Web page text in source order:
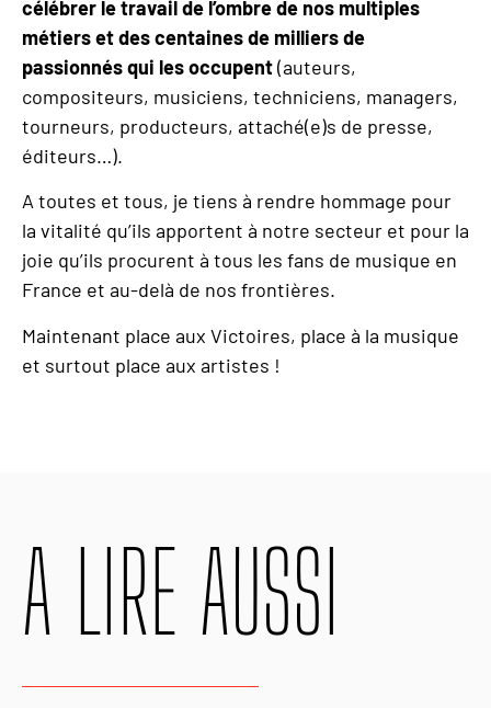
célébrer le travail de l’ombre de nos multiples
métiers et des centaines de milliers de
passionnés qui les occupent(auteurs,
compositeurs, musiciens, techniciens, managers,
tourneurs, producteurs, attaché(e)s de presse,
éditeurs…).
A toutes et tous, je tiens à rendre hommage pour
la vitalité qu’ils apportent à notre secteur et pour la
joie qu’ils procurent à tous les fans de musique en
France et au-delà de nos frontières.
Maintenant place aux Victoires, place à la musique
et surtout place aux artistes !
A LIRE AUSSI